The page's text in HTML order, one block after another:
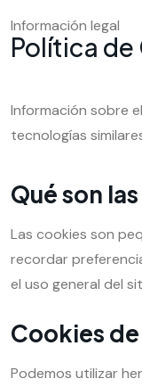
Información legal
Política
Información sobre
tecnologías
Qué son
Las cookies son
recordar
el uso general del
Cookies
Podemos utilizar